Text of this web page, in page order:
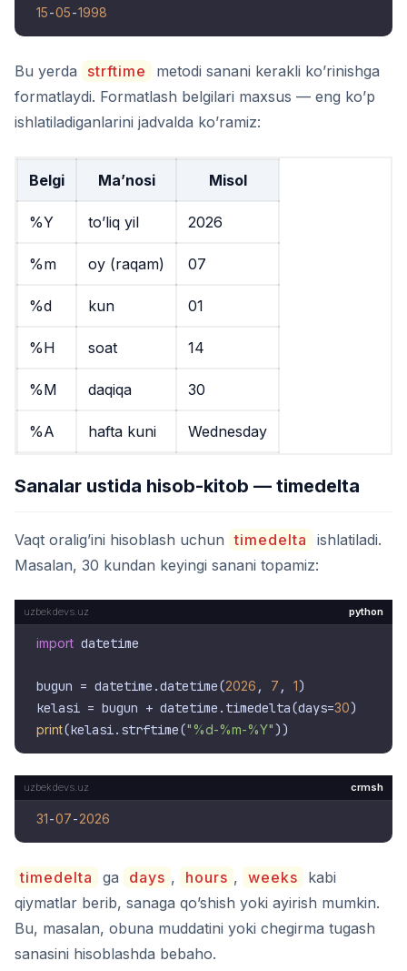
15-05-1998
Bu yerda strftime
metodi sanani kerakli ko’rinishga
formatlaydi. Formatlash belgilari maxsus — eng ko’p
ishlatiladiganlarini jadvalda ko’ramiz:
Belgi Ma’nosi Misol
%Y to’liq yil 2026
%m oy (raqam) 07
%d kun 01
%H soat 14
%M daqiqa 30
%A hafta kuni Wednesday
Sanalar ustida hisob-kitob — timedelta
Vaqt oralig’ini hisoblash uchun timedelta
ishlatiladi.
Masalan, 30 kundan keyingi sanani topamiz:
python
import datetime
bugun = datetime.datetime(2026 , 7 , 1)
kelasi = bugun + datetime.timedelta(days=30
print(kelasi.strftime("%d-%m-%Y"
crmsh
31-07-2026
timedelta ga days , hours , weeks
kabi
qiymatlar berib, sanaga qo’shish yoki ayirish mumkin.
Bu, masalan, obuna muddatini yoki chegirma tugash
sanasini hisoblashda bebaho.